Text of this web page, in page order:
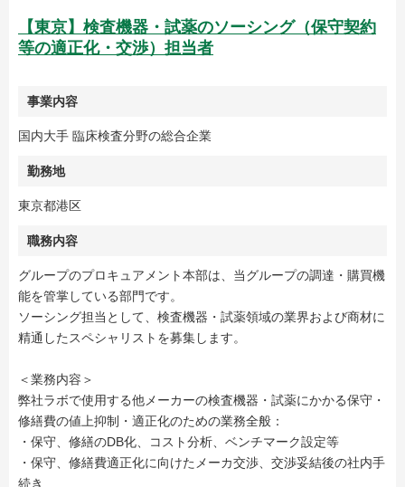
【東京】検査機器・試薬のソーシング（保守契約
等の適正化・交渉）担当者
事業内容
国内大手 臨床検査分野の総合企業
勤務地
東京都港区
職務内容
グループのプロキュアメント本部は、当グループの調達・購買機
能を管掌している部門です。
ソーシング担当として、検査機器・試薬領域の業界および商材に
精通したスペシャリストを募集します。
＜業務内容＞
弊社ラボで使用する他メーカーの検査機器・試薬にかかる保守・
修繕費の値上抑制・適正化のための業務全般：
・保守、修繕のDB化、コスト分析、ベンチマーク設定等
・保守、修繕費適正化に向けたメーカ交渉、交渉妥結後の社内手
続き